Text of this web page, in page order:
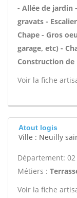
- Allée de jardin
gravats -
Chape - Gros
garage, etc) -
Construction de
Voir la fiche
Atout logis
Ville : Neuilly
Département: 02
Métiers :
Voir la fiche